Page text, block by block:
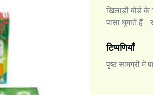
खिलाड़ी बोर्ड
पासा घुमाते हैं।
टिप्पणियाँ
पृष्ठ सामग्री में